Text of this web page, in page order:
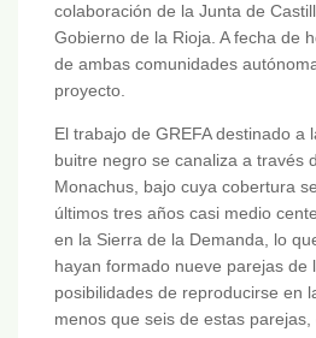
colaboración de la Junta de
Gobierno de la Rioja. A fecha de
de ambas comunidades
proyecto.
El trabajo de GREFA destinado a
buitre negro se canaliza a través
Monachus, bajo cuya cobertura
últimos tres años casi medio
en la Sierra de la Demanda, lo
hayan formado nueve parejas de
posibilidades de reproducirse en
menos que seis de estas parejas,